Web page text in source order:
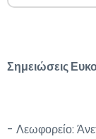
Σημειώσεις
- Λεωφορείο: